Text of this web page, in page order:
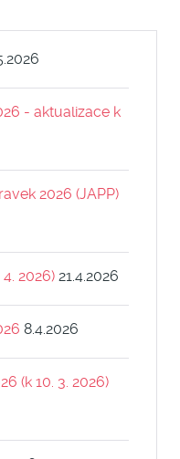
- aktualizace k
2026 (JAPP)
2026) 21.4.2026
8.4.2026
(k 10. 3. 2026)